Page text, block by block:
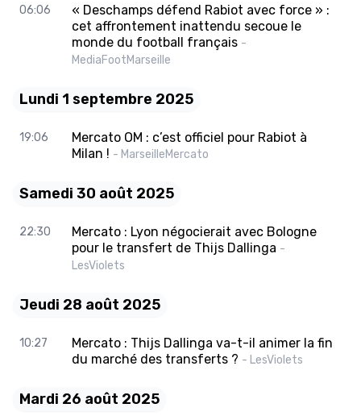
06:06
« Deschamps défend Rabiot avec force » :
cet affrontement inattendu secoue le
monde du football français -
MediaFootMarseille
Lundi 1 septembre 2025
19:06
Mercato OM : c’est officiel pour Rabiot à
Milan ! - MarseilleMercato
Samedi 30 août 2025
22:30
Mercato : Lyon négocierait avec Bologne
pour le transfert de Thijs Dallinga -
LesViolets
Jeudi 28 août 2025
10:27
Mercato : Thijs Dallinga va-t-il animer la fin
du marché des transferts ? - LesViolets
Mardi 26 août 2025